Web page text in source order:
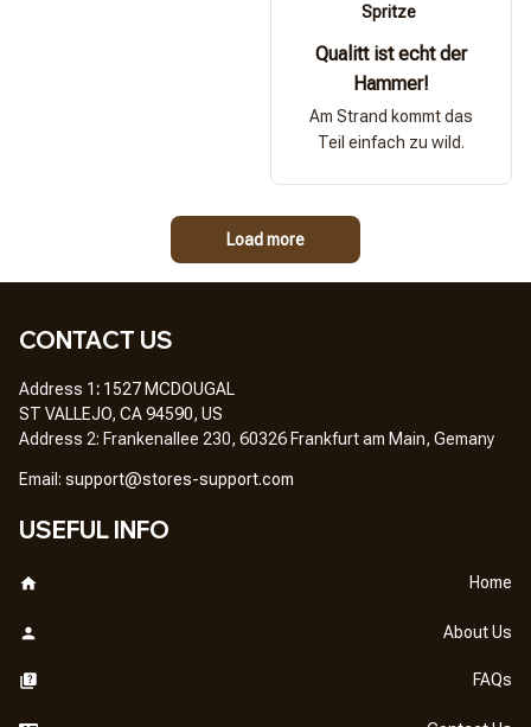
Spritze
Qualitt ist echt der
Hammer!
Am Strand kommt das
Teil einfach zu wild.
Load more
CONTACT US
Address 1: 1527 MCDOUGAL
ST VALLEJO, CA 94590, US
Address 2: Frankenallee 230, 60326 Frankfurt am Main, Gemany
Email: support@stores-support.com
USEFUL INFO
Home
About Us
FAQs